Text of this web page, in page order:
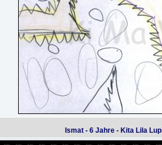
Ismat - 6 Jahre - Kita Lila